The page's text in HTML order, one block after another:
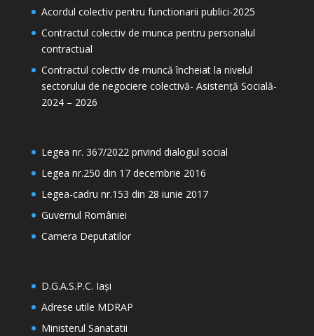
Acordul colectiv pentru functionarii publici-2025
Contractul colectiv de munca pentru personalul
contractual
Contractul colectiv de muncă încheiat la nivelul
sectorului de negociere colectivă- Asistență Socială-
2024 – 2026
Legea nr. 367/2022 privind dialogul social
Legea nr.250 din 17 decembrie 2016
Legea-cadru nr.153 din 28 iunie 2017
Guvernul României
Camera Deputatilor
D.G.A.S.P.C. Iași
Adrese utile MDRAP
Ministerul Sanatatii